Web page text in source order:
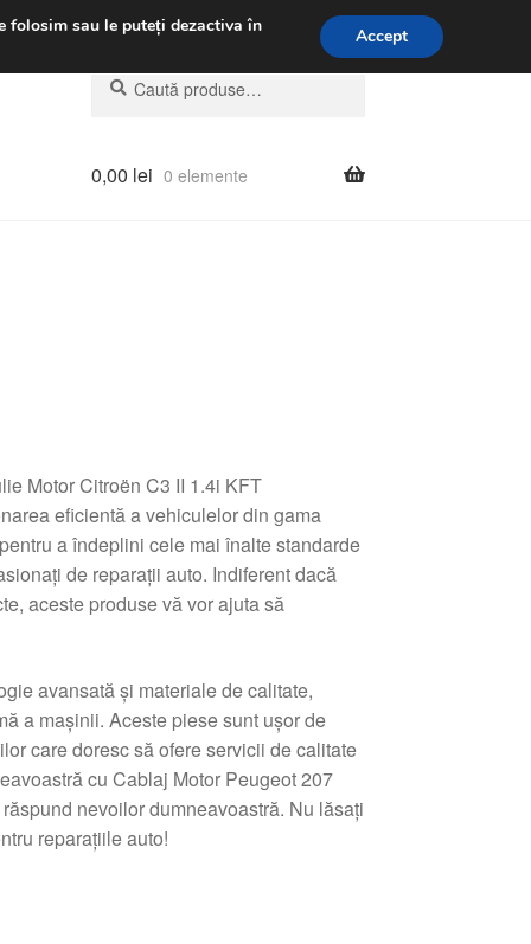
031 229 6816
Caută
după:
Caută
0,00 lei 0 elemente
Motor Citroën C3 II 1.4i KFT
eficientă a vehiculelor din gama
a îndeplini cele mai înalte standarde
de reparații auto. Indiferent dacă
aceste produse vă vor ajuta să
avansată și materiale de calitate,
a mașinii. Aceste piese sunt ușor de
care doresc să ofere servicii de calitate
cu Cablaj Motor Peugeot 207
nevoilor dumneavoastră. Nu lăsați
reparațiile auto!
folosim sau le puteți dezactiva în
Accept